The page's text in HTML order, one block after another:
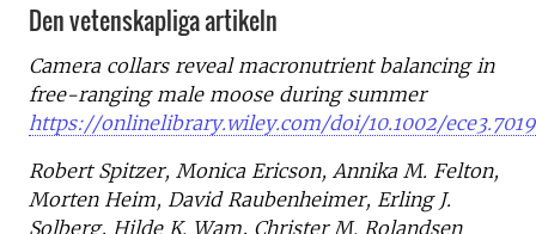
Den vetenskapliga artikeln
Camera collars reveal macronutrient balancing in
free-ranging male moose during summer
https://onlinelibrary.wiley.com/doi/10.1002/
Robert Spitzer, Monica Ericson, Annika M. Felton,
Morten Heim, David Raubenheimer, Erling J.
Solberg, Hilde K. Wam, Christer M. Rolandsen